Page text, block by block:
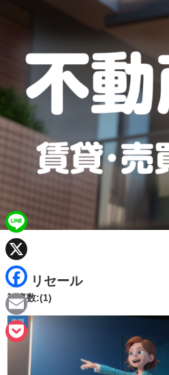
リセール
記事数:(1)
売買
L
n
e
X
F
a
c
E